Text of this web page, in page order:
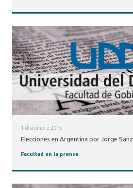
1 diciembre 2015
Elecciones en Argentina por Jorge Sanz
Facultad en la prensa